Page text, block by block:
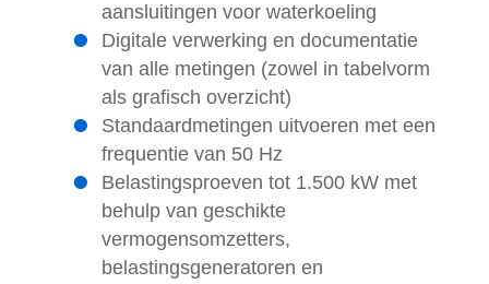
aansluitingen voor waterkoeling
Digitale verwerking en documentatie
van alle metingen (zowel in tabelvorm
als grafisch overzicht)
Standaardmetingen uitvoeren met een
frequentie van 50 Hz
Belastingsproeven tot 1.500 kW met
behulp van geschikte
vermogensomzetters,
belastingsgeneratoren en